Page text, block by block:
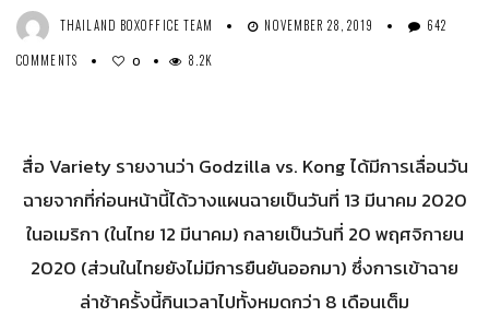
THAILAND BOXOFFICE TEAM NOVEMBER 28, 2019
642
COMMENTS
0 8.2K
สื่อ Variety รายงานว่า Godzilla vs. Kong ได้มีการเลื่อนวัน
ฉายจากที่ก่อนหน้านี้ได้วางแผนฉายเป็นวันที่ 13 มีนาคม 2020
ในอเมริกา (ในไทย 12 มีนาคม) กลายเป็นวันที่ 20 พฤศจิกายน
2020 (ส่วนในไทยยังไม่มีการยืนยันออกมา) ซึ่งการเข้าฉาย
ล่าช้าครั้งนี้กินเวลาไปทั้งหมดกว่า 8 เดือนเต็ม